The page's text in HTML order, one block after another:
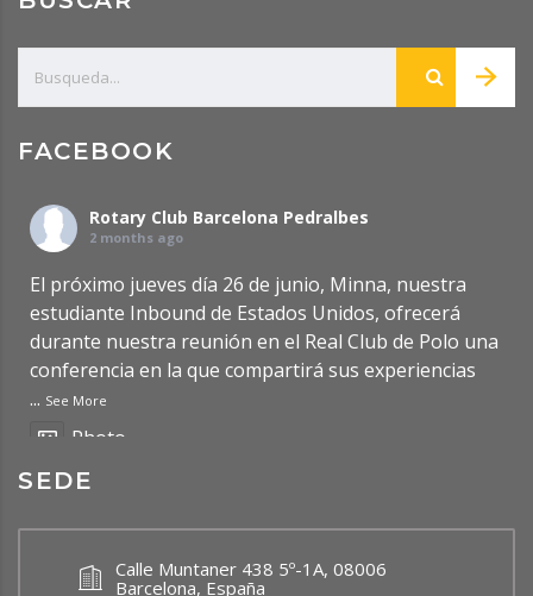
FACEBOOK
Rotary Club Barcelona Pedralbes
2 months ago
El próximo jueves día 26 de junio, Minna, nuestra
estudiante Inbound de Estados Unidos, ofrecerá
durante nuestra reunión en el Real Club de Polo una
conferencia en la que compartirá sus experiencias
... See More
Photo
Ver en Facebook
2 months ago
SEDE
Calle Muntaner 438 5º-1A, 08006
Barcelona, España